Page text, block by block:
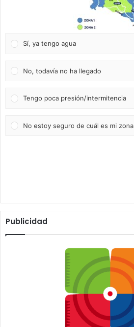
Sí, ya tengo agua
No, todavía no ha llegado
Tengo poca presión/intermitencia
No estoy seguro de cuál es mi zona
Publicidad